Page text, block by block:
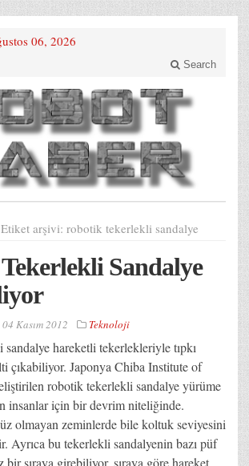
06, 2026
Search
Etiket arşivi: robotik tekerlekli sandalye
Sandalye
04 Kasım 2012 Teknoloji
hareketli tekerlekleriyle tıpkı
çıkabiliyor. Japonya Chiba Institute of
robotik tekerlekli sandalye yürüme
insanlar için bir devrim niteliğinde.
olmayan zeminlerde bile koltuk seviyesini
Ayrıca bu tekerlekli sandalyenin bazı püf
bir sıraya girebiliyor, sıraya göre hareket